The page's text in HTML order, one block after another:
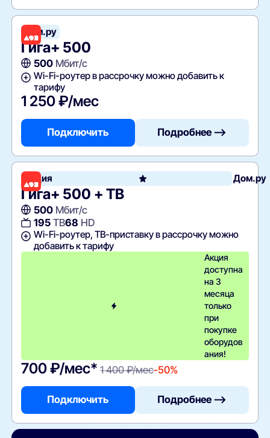
Дом.ру
Гига+ 500
500Мбит/с
Wi-Fi-роутер в рассрочку можно добавить к
тарифу
1 250 ₽/мес
Подключить Подробнее —>
Акция Дом.ру
Гига+ 500 + ТВ
500Мбит/с
195ТВ68 HD
Wi-Fi-роутер, ТВ-приставку в рассрочку можно
добавить к тарифу
Акция
доступна
на 3
месяца
только
при
покупке
оборудов
ания!
700 ₽/мес* 1 400 ₽/мес-50%
Подключить Подробнее —>